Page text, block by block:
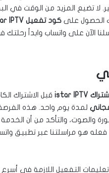
لا تضيع المزيد من الوقت في
الحصول على كود تفعيل istar IPTV
الآن على واتساب وابدأ رحلتك
اشتراك istar IPTV
قبل الاشتراك
لمدة يوم واحد. هذه
والصوت، والتأكد من أن
هو مراسلتنا عبر تطبيق
التفعيل اللازمة في